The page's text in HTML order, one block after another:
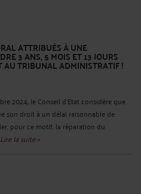
ATTRIBUÉS À UNE
3 ANS, 5 MOIS ET 13 JOURS
AU TRIBUNAL ADMINISTRATIF !
2024, le Conseil d’Etat considère que
son droit à un délai raisonnable de
pour ce motif, la réparation du
Lire la suite >